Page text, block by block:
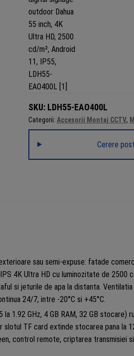
SKU: LDH55-EAO400L
Categorii: Accesorii Montaj CCTV,
Cerere
sau semi-expuse: fatade
4K Ultra HD cu luminozitate de 2500
si jeturile de apa la distanta.
24/7, intre -20°C si +45°C.
1.92 GHz, 4 GB RAM, 32 GB stocare)
TF card extinde stocarea pana la
control remote, criptarea transmisiei